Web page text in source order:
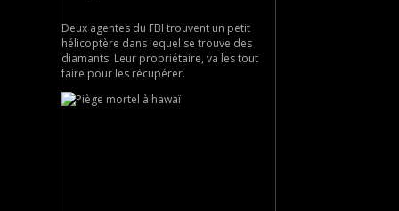
Deux agentes du FBI trouvent un petit
hélicoptère dans lequel se trouve des
diamants. Leur propriétaire, va les tout
faire pour les récupérer.